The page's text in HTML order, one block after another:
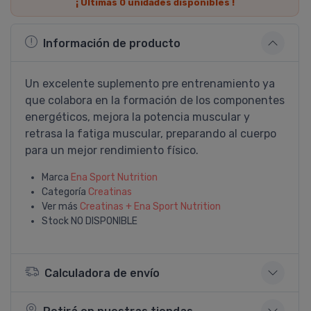
¡ Últimas 0unidades disponibles !
Información de producto
Un excelente suplemento pre entrenamiento ya
que colabora en la formación de los componentes
energéticos, mejora la potencia muscular y
retrasa la fatiga muscular, preparando al cuerpo
para un mejor rendimiento fí­sico.
Marca Ena Sport Nutrition
Categoría Creatinas
Ver más Creatinas + Ena Sport Nutrition
Stock NO DISPONIBLE
Calculadora de envío